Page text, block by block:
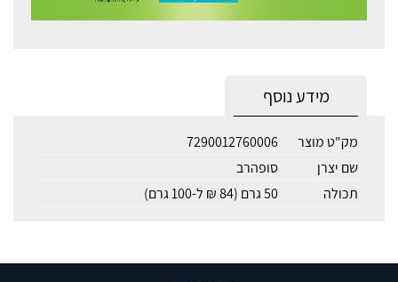
מידע נוסף
מק"ט מוצר
7290012760006
שם יצרן
סופהרב
תכולה
50 גרם (84 ₪ ל-100 גרם)